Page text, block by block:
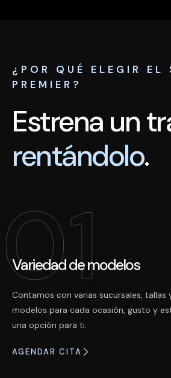
¿POR QUÉ ELEGIR EL
PREMIER?
Estrena un
rentándolo.
Variedad de modelos
Contamos con varias sucursales, tallas
modelos para cada ocasión, gusto y
una opción para ti.
AGENDAR CITA